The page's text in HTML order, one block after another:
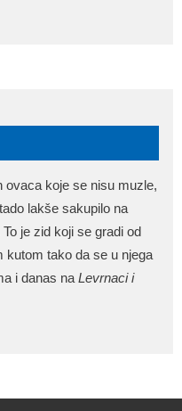
ovaca koje se nisu muzle,
lakše sakupilo na
To je zid koji se gradi od
kutom tako da se u njega
i danas na Levrnaci i